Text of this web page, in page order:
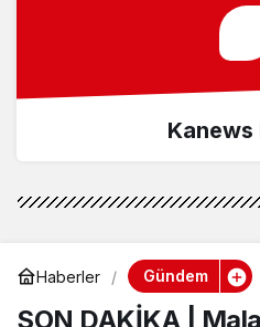
Kanews
Haberler Gündem
SON DAKİKA |